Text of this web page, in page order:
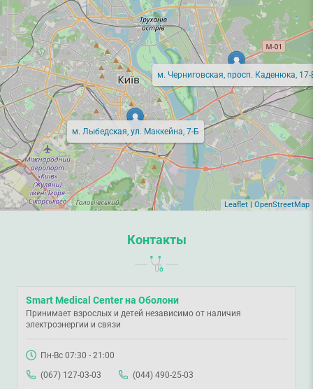
м. Лыбедская, ул. Маккейна, 7-Б
м. Черниговская, просп. Каденюка, 17-
Leaflet| OpenStreetMap
Контакты
Smart Medical Center на Оболони
Принимает взрослых и детей независимо от наличия
электроэнергии и связи
Пн-Вс 07:30 - 21:00
(067) 127-03-03
(044) 490-25-03